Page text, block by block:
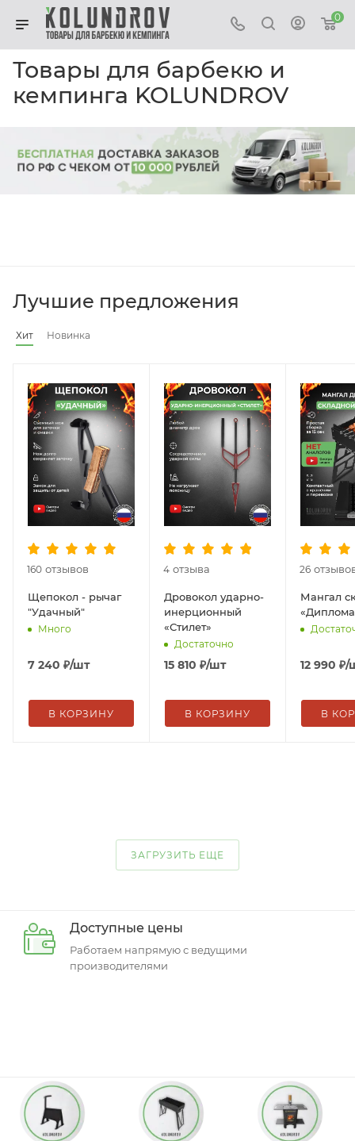
0
Товары для барбекю и
кемпинга KOLUNDROV
Лучшие предложения
Хит Новинка
160 отзывов
Щепокол - рычаг
"Удачный"
Много
7 240 ₽/шт
В КОРЗИНУ
4 отзыва
Дровокол ударно-
инерционный
«Стилет»
Достаточно
15 810 ₽/шт
В КОРЗИНУ
26
Мангал
12 990 ₽/
В
ЗАГРУЗИТЬ ЕЩЕ
Доступные цены
Работаем напрямую с ведущими
производителями